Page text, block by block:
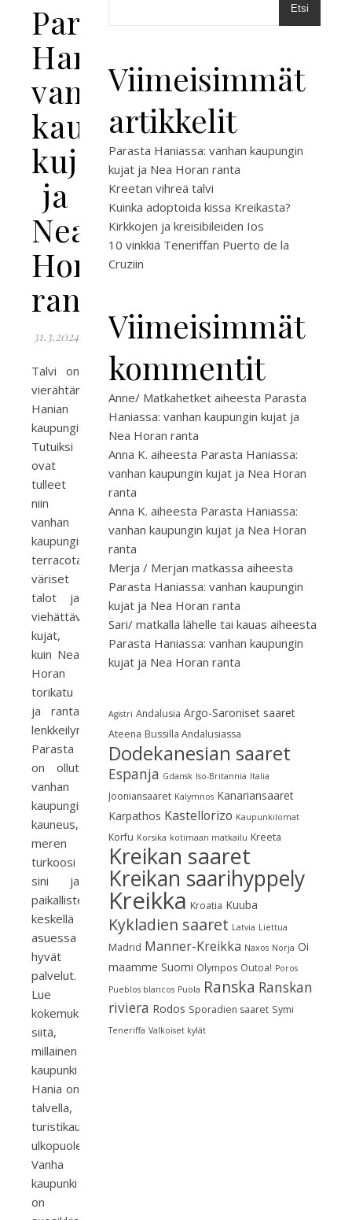
Parasta
Haniassa:
vanhan
kaupungin
kujat
ja
Nea
Horan
ranta
31.3.2024
Talvi on
vierähtänyt
Hanian
kaupungissa.
Tutuiksi
ovat
tulleet
niin
vanhan
kaupungin
terracotan
väriset
talot ja
viehättävät
kujat,
kuin Nea
Horan
torikatu
ja ranta
lenkkeilymaastona.
Parasta
on ollut
vanhan
kaupungin
kauneus,
meren
turkoosi
sini ja
paikallisten
keskellä
asuessa
hyvät
palvelut.
Lue
kokemuksiani
siitä,
millainen
kaupunki
Hania on
talvella,
turistikauden
ulkopuolella.
Vanha
kaupunki
on
Etsi
Viimeisimmät
artikkelit
Parasta Haniassa: vanhan kaupungin
kujat ja Nea Horan ranta
Kreetan vihreä talvi
Kuinka adoptoida kissa Kreikasta?
Kirkkojen ja kreisibileiden Ios
10 vinkkiä Teneriffan Puerto de la
Cruziin
Viimeisimmät
kommentit
Anne/ Matkahetket aiheesta Parasta
Haniassa: vanhan kaupungin kujat ja
Nea Horan ranta
Anna K. aiheesta Parasta Haniassa:
vanhan kaupungin kujat ja Nea Horan
ranta
Anna K. aiheesta Parasta Haniassa:
vanhan kaupungin kujat ja Nea Horan
ranta
Merja / Merjan matkassa aiheesta
Parasta Haniassa: vanhan kaupungin
kujat ja Nea Horan ranta
Sari/ matkalla lähelle tai kauas aiheesta
Parasta Haniassa: vanhan kaupungin
kujat ja Nea Horan ranta
Agistri Andalusia Argo-Saroniset saaret
Ateena Bussilla Andalusiassa
Dodekanesian saaret
Espanja Gdansk Iso-Britannia Italia
Jooniansaaret Kalymnos Kanariansaaret
Karpathos Kastellorizo Kaupunkilomat
Korfu Korsika kotimaan matkailu Kreeta
Kreikan saaret
Kreikan saarihyppely
Kreikka Kroatia Kuuba
Kykladien saaret Latvia Liettua
Madrid Manner-Kreikka Naxos Norja Oi
maamme Suomi Olympos Outoa! Poros
Pueblos blancos Puola Ranska Ranskan
riviera Rodos Sporadien saaret Symi
Teneriffa Valkoiset kylät